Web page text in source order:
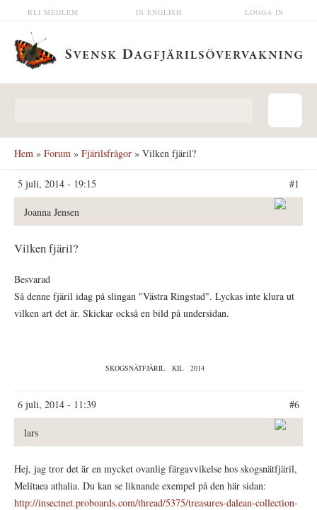
Hoppa till huvudinnehåll LOGGA IN
IN ENGLISH
BLI MEDLEM
Hem » Forum » Fjärilsfrågor » Vilken fjäril?
5 juli, 2014 - 19:15 #1
Joanna Jensen
Vilken fjäril?
Besvarad
Så denne fjäril idag på slingan "Västra Ringstad". Lyckas inte klura ut
vilken art det är. Skickar också en bild på undersidan.
SKOGSNÄTFJÄRIL KIL 2014
6 juli, 2014 - 11:39 #6
lars
Hej, jag tror det är en mycket ovanlig färgavvikelse hos skogsnätfjäril,
Melitaea athalia. Du kan se liknande exempel på den här sidan:
http://insectnet.proboards.com/thread/5375/treasures-dalean-collection-